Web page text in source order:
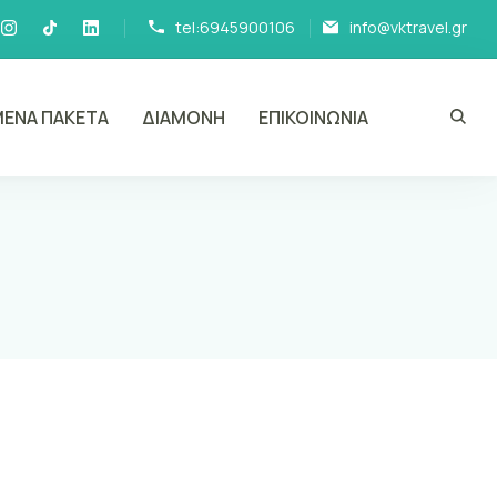
tel:6945900106 info@vktravel.gr
ΠΑΚΕΤΑ ΔΙΑΜΟΝΗ ΕΠΙΚΟΙΝΩΝΙΑ